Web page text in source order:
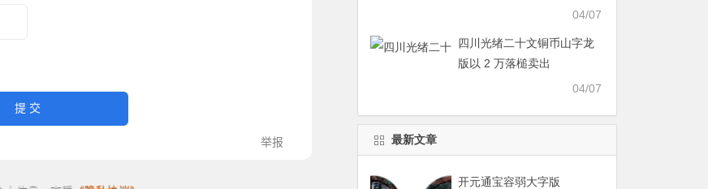
04/07
四川光绪二十文铜币山字龙
版以 2 万落槌卖出
04/07
最新文章
开元通宝容弱大字版